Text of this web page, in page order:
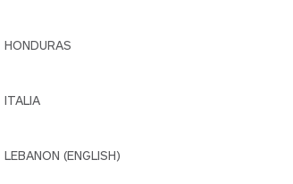
HONDURAS
ITALIA
LEBANON (ENGLISH)